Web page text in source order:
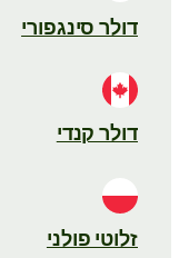
דולר סינגפורי
דולר קנדי
זלוטי פולני